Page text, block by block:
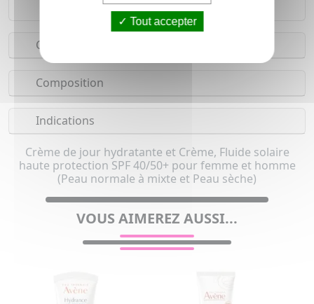
Conseils d'utilisation
Composition
Indications
Crème de jour hydratante et Crème, Fluide solaire
haute protection SPF 40/50+ pour femme et homme
(Peau normale à mixte et Peau sèche)
VOUS AIMEREZ AUSSI...
Tout accepter